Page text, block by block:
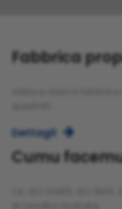
Fabbrica
Dettagli 
Cumu